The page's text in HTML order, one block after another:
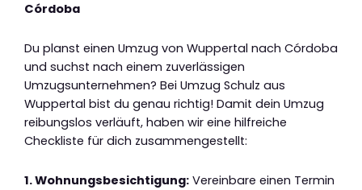
Córdoba
Du planst einen Umzug von Wuppertal nach Córdoba
und suchst nach einem zuverlässigen
Umzugsunternehmen? Bei Umzug Schulz aus
Wuppertal bist du genau richtig! Damit dein Umzug
reibungslos verläuft, haben wir eine hilfreiche
Checkliste für dich zusammengestellt:
1. Wohnungsbesichtigung: Vereinbare einen Termin